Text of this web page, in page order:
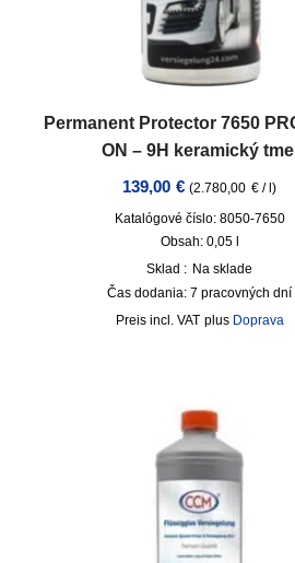
Permanent Protector 7650
ON – 9H keramický tmel
139,00 € (2.780,00 € /l)
Katalógové číslo: 8050-7650
Obsah: 0,05
Sklad : Na sklade
Čas dodania:7 pracovných dní
incl. VAT plus Doprava